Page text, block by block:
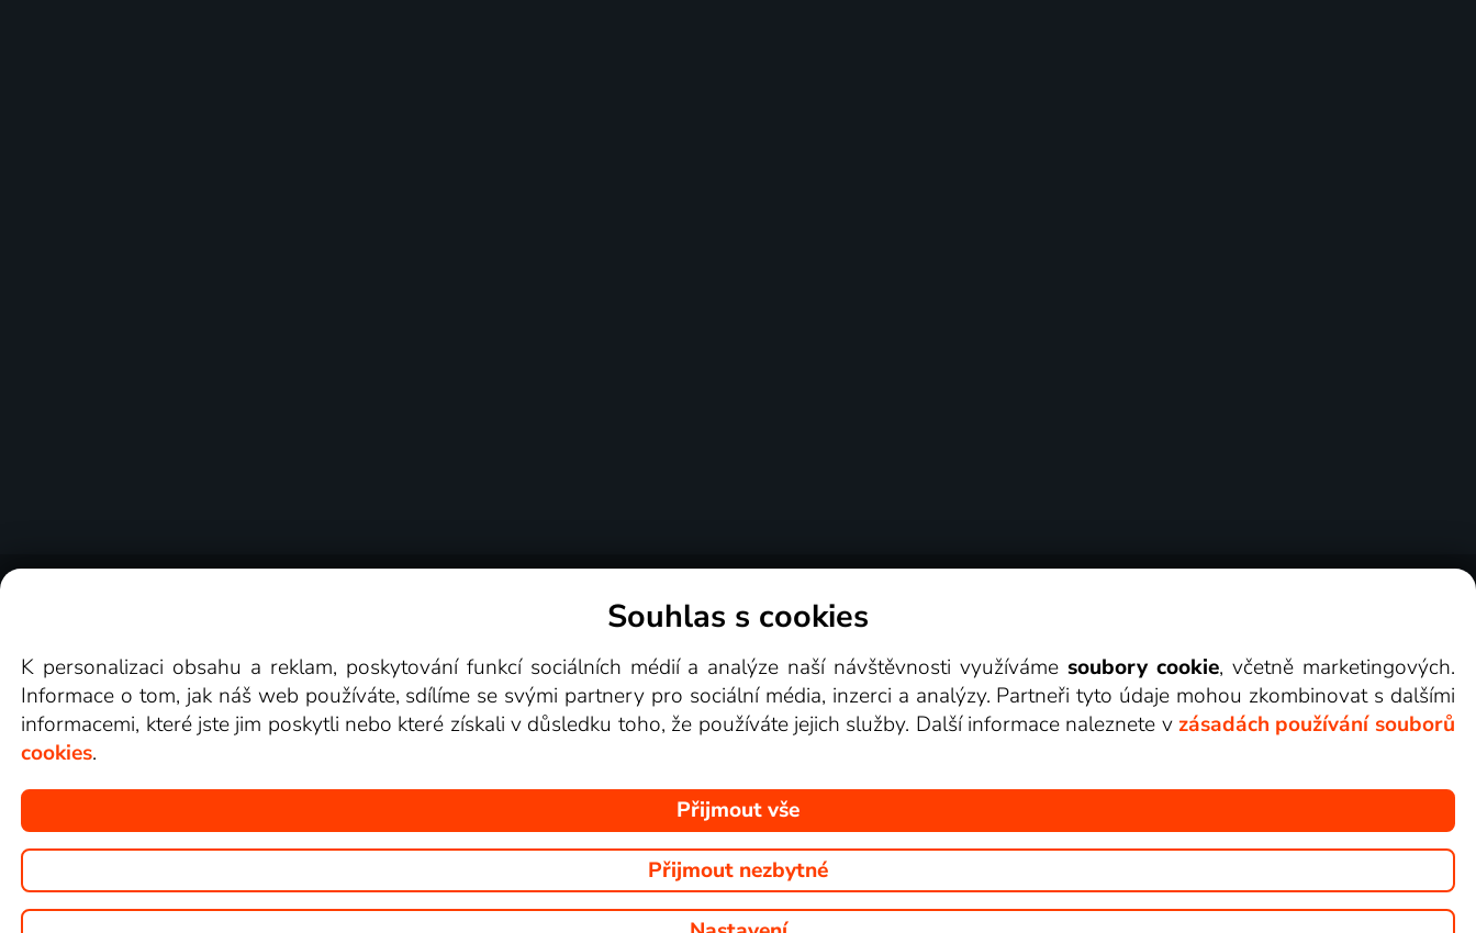
Videotéka
Copyright © goNET s.r.o. Na tomto webu jsou zobrazovány obrázky z pořadů TV stanic, které můžete sledovat v Lepší.TV.
Souhlas s cookies
K personalizaci obsahu a reklam, poskytování funkcí sociálních médií a analýze naší návštěvnosti využívámesoubory cookie, včetně marketingových.
Informace o tom, jak náš web používáte, sdílíme se svými partnery pro sociální média, inzerci a analýzy. Partneři tyto údaje mohou zkombinovat s dalšími
informacemi, které jste jim poskytli nebo které získali v důsledku toho, že používáte jejich služby. Další informace naleznete v zásadách používání souborů
cookies.
Přijmout vše
Přijmout nezbytné